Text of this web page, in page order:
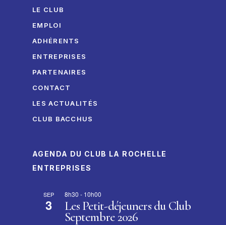
LE CLUB
EMPLOI
ADHÉRENTS
ENTREPRISES
PARTENAIRES
CONTACT
LES ACTUALITÉS
CLUB BACCHUS
AGENDA DU CLUB LA ROCHELLE
ENTREPRISES
SEP
3
8h30 - 10h00
Les Petit-déjeuners du Club
Septembre 2026